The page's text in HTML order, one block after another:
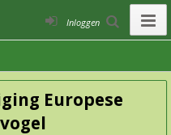
Inloggen
Europese